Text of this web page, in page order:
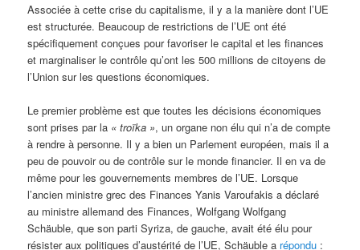
Associée à cette crise du capitalisme, il y a la manière dont l’UE
est structurée. Beaucoup de restrictions de l’UE ont été
spécifiquement conçues pour favoriser le capital et les finances
et marginaliser le contrôle qu’ont les 500 millions de citoyens de
l’Union sur les questions économiques.
Le premier problème est que toutes les décisions économiques
sont prises par la « troïka », un organe non élu qui n’a de compte
à rendre à personne. Il y a bien un Parlement européen, mais il a
peu de pouvoir ou de contrôle sur le monde financier. Il en va de
même pour les gouvernements membres de l’UE. Lorsque
l’ancien ministre grec des Finances Yanis Varoufakis a déclaré
au ministre allemand des Finances, Wolfgang Wolfgang
Schäuble, que son parti Syriza, de gauche, avait été élu pour
résister aux politiques d’austérité de l’UE, Schäuble a répondu :